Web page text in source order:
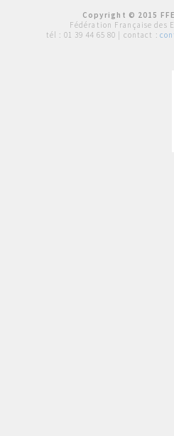
Copyright © 2015
Fédération Française des
tél : 01 39 44 65 80 | contact :